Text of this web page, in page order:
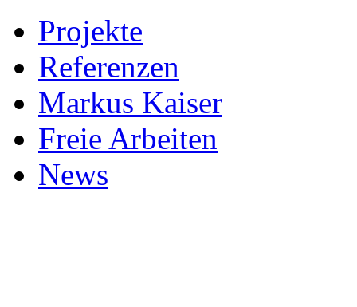
Projekte
Referenzen
Markus Kaiser
Freie Arbeiten
News